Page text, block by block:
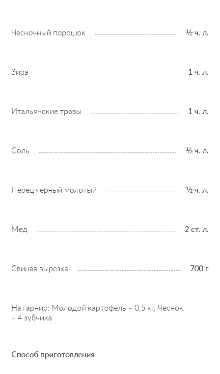
Чесночный порошок ½ ч. л.
Зира 1 ч. л.
Итальянские травы 1 ч. л.
Соль ½ ч. л.
Перец черный молотый ½ ч. л.
Мед 2 ст. л.
Свиная вырезка 700 г
На гарнир: Молодой картофель – 0,5 кг, Чеснок
– 4 зубчика
Способ приготовления